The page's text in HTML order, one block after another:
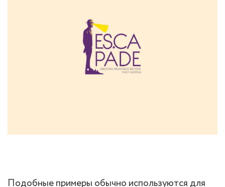
Подобные примеры обычно используются для